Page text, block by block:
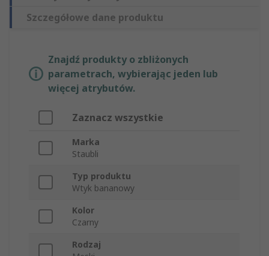
Szczegółowe dane produktu
Znajdź produkty o zbliżonych
parametrach, wybierając jeden lub
więcej atrybutów.
Zaznacz wszystkie
Marka
Staubli
Typ produktu
Wtyk bananowy
Kolor
Czarny
Rodzaj